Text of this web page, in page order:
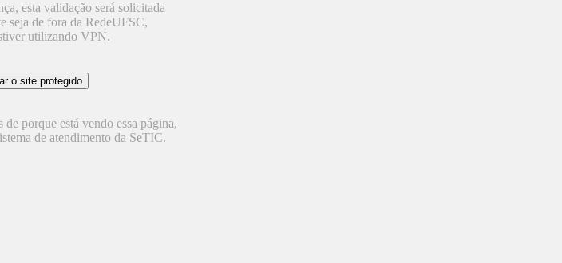
esta validação será solicitada
seja de fora da RedeUFSC,
utilizando VPN.
porque está vendo essa página,
de atendimento da SeTIC.